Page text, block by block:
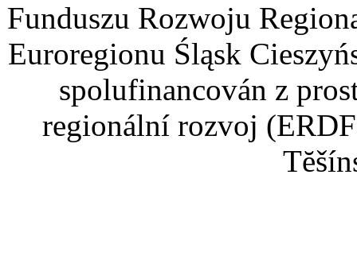
Funduszu Rozwoju
Euroregionu Śląsk
spolufinancován z
regionální rozvoj